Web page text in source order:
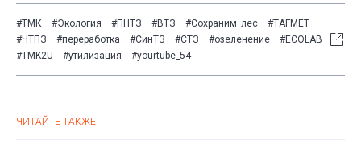
#ТМК #Экология #ПНТЗ #ВТЗ #Сохраним_лес
#ТАГМЕТ
#ЧТПЗ
#переработка #СинТЗ #СТЗ #озеленение
#ECOLAB
#TMK2U
#утилизация #yourtube_54
ЧИТАЙТЕ ТАКЖЕ